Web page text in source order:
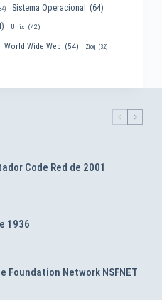
Sistema Operacional (64)
Unix (42)
World Wide Web (54) Zilog (32)
Code Red de 2001
1936
Foundation Network NSFNET